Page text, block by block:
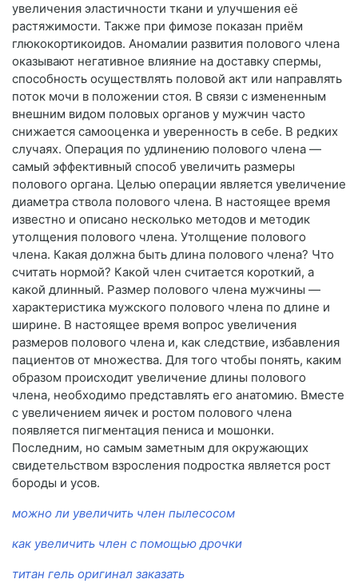
увеличения эластичности ткани и улучшения её
растяжимости. Также при фимозе показан приём
глюкокортикоидов. Аномалии развития полового члена
оказывают негативное влияние на доставку спермы,
способность осуществлять половой акт или направлять
поток мочи в положении стоя. В связи с измененным
внешним видом половых органов у мужчин часто
снижается самооценка и уверенность в себе. В редких
случаях. Операция по удлинению полового члена —
самый эффективный способ увеличить размеры
полового органа. Целью операции является увеличение
диаметра ствола полового члена. В настоящее время
известно и описано несколько методов и методик
утолщения полового члена. Утолщение полового
члена. Какая должна быть длина полового члена? Что
считать нормой? Какой член считается короткий, а
какой длинный. Размер полового члена мужчины —
характеристика мужского полового члена по длине и
ширине. В настоящее время вопрос увеличения
размеров полового члена и, как следствие, избавления
пациентов от множества. Для того чтобы понять, каким
образом происходит увеличение длины полового
члена, необходимо представлять его анатомию. Вместе
с увеличением яичек и ростом полового члена
появляется пигментация пениса и мошонки.
Последним, но самым заметным для окружающих
свидетельством взросления подростка является рост
бороды и усов.
можно ли увеличить член пылесосом
как увеличить член с помощью дрочки
титан гель оригинал заказать